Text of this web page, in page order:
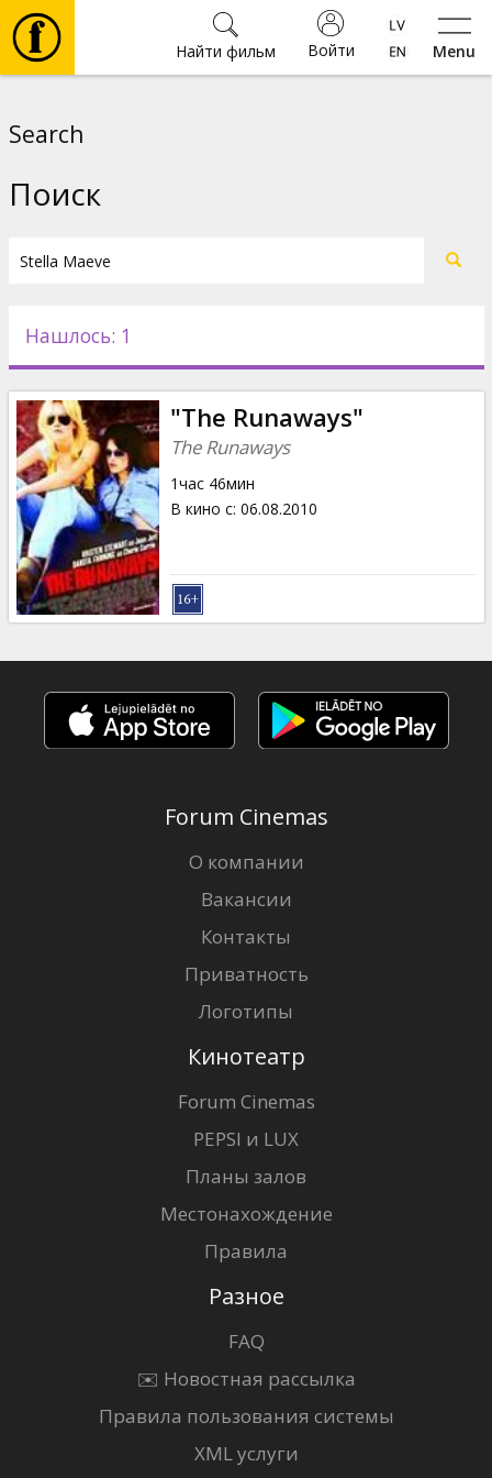
Menu
Войти
Найти фильм
Новости
Подарки
Кинозакуски
B2B
Клуб
Search
Поиск
Нашлось: 1
"The Runaways"
The Runaways
1час 46мин
В кино с: 06.08.2010
Forum Cinemas
О компании
Вакансии
Контакты
Приватность
Логотипы
Кинотеатр
Forum Cinemas
PEPSI и LUX
Планы залов
Местонахождение
Правила
Разное
FAQ
✉️ Новостная рассылка
Правила пользования системы
XML услуги